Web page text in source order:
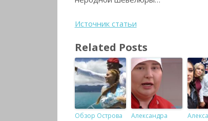
Источник статьи
Related Posts
Обзор Острова
Александра